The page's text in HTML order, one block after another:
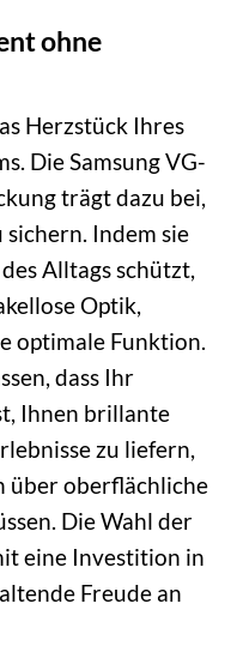
ohne
Herzstück Ihres
Die Samsung VG-
trägt dazu bei,
Indem sie
Alltags schützt,
Optik,
optimale Funktion.
dass Ihr
Ihnen brillante
zu liefern,
über oberflächliche
Die Wahl der
eine Investition in
Freude an